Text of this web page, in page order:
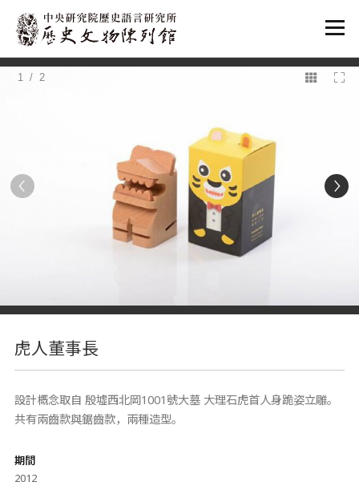
:::
1 / 2
虎人董事長
設計概念取自 殷墟西北岡1001號大墓 大理石虎首人身跪姿立雕。
共有兩齒款與鋸齒款，兩種造型。
期間
2012